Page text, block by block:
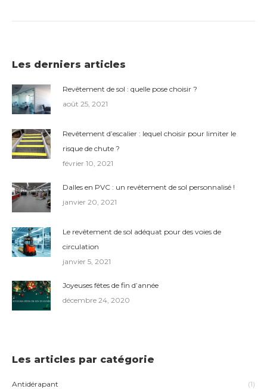
Les derniers articles
Revêtement de sol : quelle pose choisir ?
août 25, 2021
Revêtement d’escalier : lequel choisir pour limiter le
risque de chute ?
février 10, 2021
Dalles en PVC : un revêtement de sol personnalisé !
janvier 20, 2021
Le revêtement de sol adéquat pour des voies de
circulation
janvier 5, 2021
Joyeuses fêtes de fin d’année
décembre 24, 2020
Les articles par catégorie
Antidérapant (1)